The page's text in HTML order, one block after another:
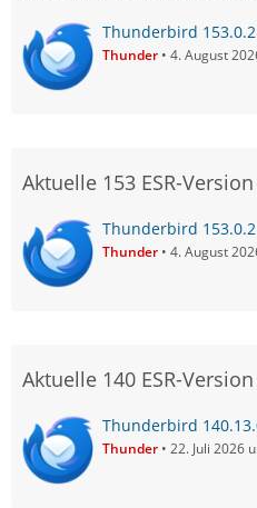
Thunderbird
Thunder 4. August
Aktuelle 153 ESR-Version
Thunderbird
Thunder 4. August
Aktuelle 140 ESR-Version
Thunderbird
Thunder 22. Juli 2026